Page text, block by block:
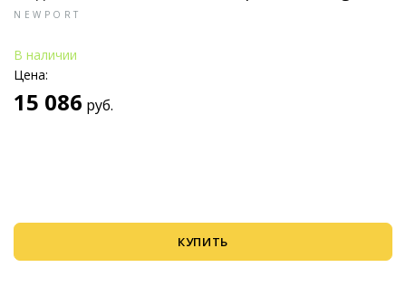
NEWPORT
В наличии
Цена:
15 086 руб.
КУПИТЬ